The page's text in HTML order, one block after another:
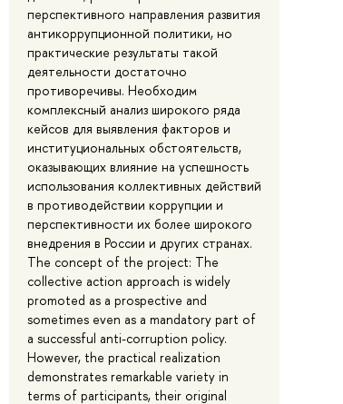
перспективного направления развития
антикоррупционной политики, но
практические результаты такой
деятельности достаточно
противоречивы. Необходим
комплексный анализ широкого ряда
кейсов для выявления факторов и
институциональных обстоятельств,
оказывающих влияние на успешность
использования коллективных действий
в противодействии коррупции и
перспективности их более широкого
внедрения в России и других странах.
The concept of the project: The
collective action approach is widely
promoted as a prospective and
sometimes even as a mandatory part of
a successful anti-corruption policy.
However, the practical realization
demonstrates remarkable variety in
terms of participants, their original